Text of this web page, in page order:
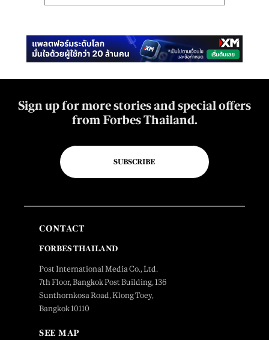
Sign up for more stories and special offers
from Forbes Thailand.
SUBSCRIBE
CONTACT
FORBES THAILAND
Post International Media Co., Ltd.
7th Floor, Bangkok Post Building, 136
Sunthornkosa Road, Klong Toey,
Bangkok 10110
SEE MAP